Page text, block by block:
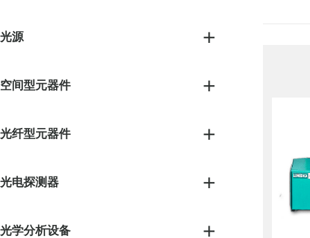
光源
空间型元器件
光纤型元器件
光电探测器
光学分析设备